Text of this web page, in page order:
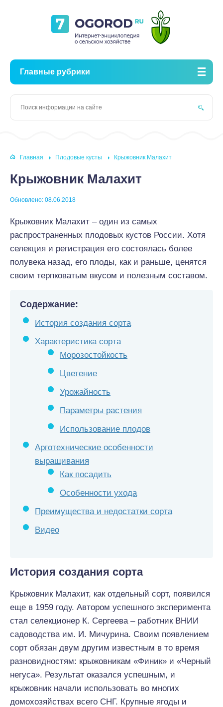
Главные рубрики
Главная Плодовые кусты Крыжовник Малахит
Крыжовник Малахит
Обновлено: 08.06.2018
Крыжовник Малахит – один из самых
распространенных плодовых кустов России. Хотя
селекция и регистрация его состоялась более
полувека назад, его плоды, как и раньше, ценятся
своим терпковатым вкусом и полезным составом.
Содержание:
История создания сорта
Характеристика сорта
Морозостойкость
Цветение
Урожайность
Параметры растения
Использование плодов
Арготехнические особенности
выращивания
Как посадить
Особенности ухода
Преимущества и недостатки сорта
Видео
История создания сорта
Крыжовник Малахит, как отдельный сорт, появился
еще в 1959 году. Автором успешного эксперимента
стал селекционер К. Сергеева – работник ВНИИ
садоводства им. И. Мичурина. Своим появлением
сорт обязан двум другим известным в то время
разновидностям: крыжовникам «Финик» и «Черный
негуса». Результат оказался успешным, и
крыжовник начали использовать во многих
домохозяйствах всего СНГ. Крупные ягоды и